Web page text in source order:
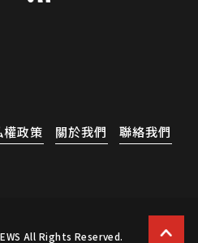
權政策 關於我們 聯絡我們
All Rights Reserved.